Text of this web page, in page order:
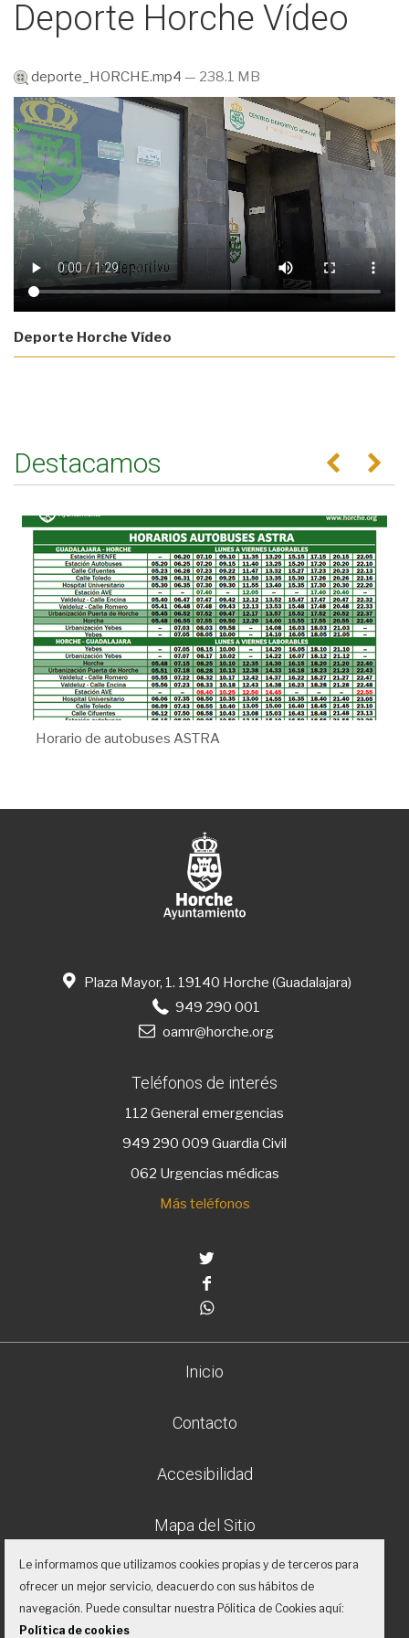
Deporte Horche Vídeo
deporte_HORCHE.mp4 — 238.1 MB
Deporte Horche Vídeo
Destacamos Anterior
Horario de autobuses ASTRA
Plaza Mayor, 1. 19140 Horche (Guadalajara)
949 290 001
oamr@horche.org
Teléfonos de interés
112 General emergencias
949 290 009 Guardia Civil
062 Urgencias médicas
Más teléfonos
Inicio
Contacto
Accesibilidad
Mapa del Sitio
Aviso legal
Política de privacidad
Le informamos que utilizamos cookies propias y de terceros para
ofrecer un mejor servicio, deacuerdo con sus hábitos de
navegación. Puede consultar nuestra Pólitica de Cookies aquí:
Política de cookies